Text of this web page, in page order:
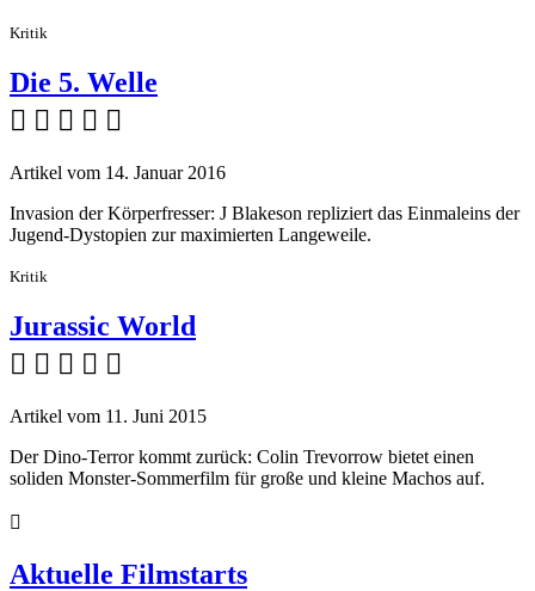
Kritik
Die 5. Welle
    
Artikel vom 14. Januar 2016
Invasion der Körperfresser: J Blakeson repliziert das Einmaleins der
Jugend-Dystopien zur maximierten Langeweile.
Kritik
Jurassic World
    
Artikel vom 11. Juni 2015
Der Dino-Terror kommt zurück: Colin Trevorrow bietet einen
soliden Monster-Sommerfilm für große und kleine Machos auf.

Aktuelle Filmstarts